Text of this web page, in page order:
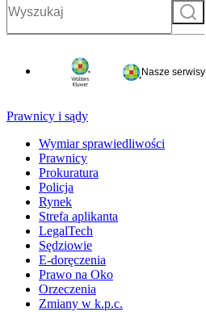
Szukaj
Nasze serwisy
Prawnicy i sądy
Wymiar sprawiedliwości
Prawnicy
Prokuratura
Policja
Rynek
Strefa aplikanta
LegalTech
Sędziowie
E-doręczenia
Prawo na Oko
Orzeczenia
Zmiany w k.p.c.